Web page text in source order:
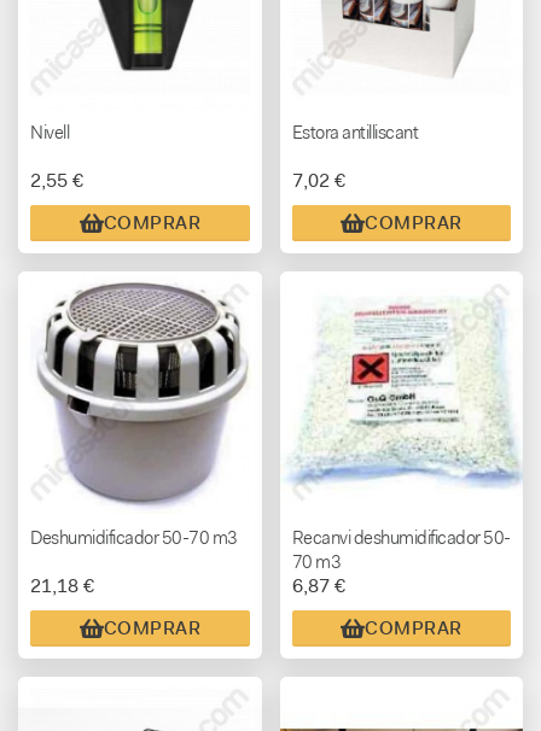
Nivell
2,55 €
COMPRAR
Estora antilliscant
7,02 €
COMPRAR
Deshumidificador 50-70 m3
21,18 €
COMPRAR
Recanvi deshumidificador 50-
70 m3
6,87 €
COMPRAR